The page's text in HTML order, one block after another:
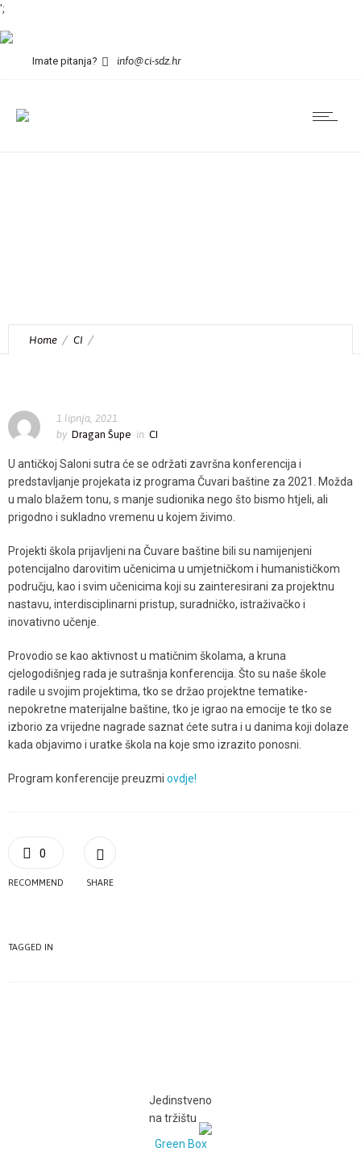
';
Imate pitanja? info@ci-sdz.hr
Home CI
1 lipnja, 2021
by Dragan Šupe in CI
U antičkoj Saloni sutra će se održati završna konferencija i
predstavljanje projekata iz programa Čuvari baštine za 2021. Možda
u malo blažem tonu, s manje sudionika nego što bismo htjeli, ali
prigodno i sukladno vremenu u kojem živimo.
Projekti škola prijavljeni na Čuvare baštine bili su namijenjeni
potencijalno darovitim učenicima u umjetničkom i humanističkom
području, kao i svim učenicima koji su zainteresirani za projektnu
nastavu, interdisciplinarni pristup, suradničko, istraživačko i
inovativno učenje.
Provodio se kao aktivnost u matičnim školama, a kruna
cjelogodišnjeg rada je sutrašnja konferencija. Što su naše škole
radile u svojim projektima, tko se držao projektne tematike-
nepokretne materijalne baštine, tko je igrao na emocije te tko se
izborio za vrijedne nagrade saznat ćete sutra i u danima koji dolaze
kada objavimo i uratke škola na koje smo izrazito ponosni.
Program konferencije preuzmi ovdje!
0
RECOMMEND SHARE
TAGGED IN
Jedinstveno
na tržištu
Green Box